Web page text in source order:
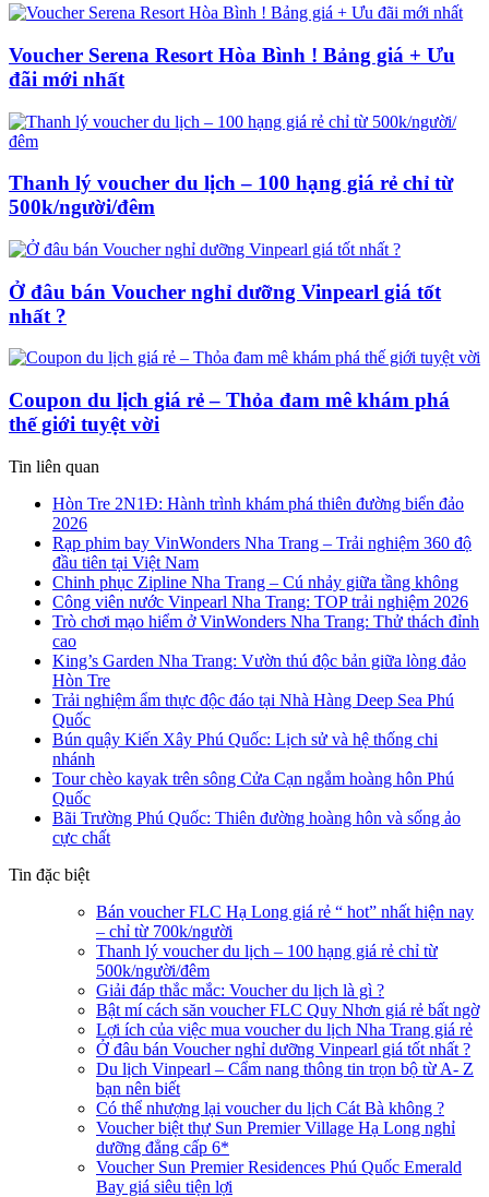
Voucher Serena Resort Hòa Bình ! Bảng giá + Ưu
đãi mới nhất
Thanh lý voucher du lịch – 100 hạng giá rẻ chỉ từ
500k/người/đêm
Ở đâu bán Voucher nghỉ dưỡng Vinpearl giá tốt
nhất ?
Coupon du lịch giá rẻ – Thỏa đam mê khám phá
thế giới tuyệt vời
Tin liên quan
Hòn Tre 2N1Đ: Hành trình khám phá thiên đường biển đảo
2026
Rạp phim bay VinWonders Nha Trang – Trải nghiệm 360 độ
đầu tiên tại Việt Nam
Chinh phục Zipline Nha Trang – Cú nhảy giữa tầng không
Công viên nước Vinpearl Nha Trang: TOP trải nghiệm 2026
Trò chơi mạo hiểm ở VinWonders Nha Trang: Thử thách đỉnh
cao
King’s Garden Nha Trang: Vườn thú độc bản giữa lòng đảo
Hòn Tre
Trải nghiệm ẩm thực độc đáo tại Nhà Hàng Deep Sea Phú
Quốc
Bún quậy Kiến Xây Phú Quốc: Lịch sử và hệ thống chi
nhánh
Tour chèo kayak trên sông Cửa Cạn ngắm hoàng hôn Phú
Quốc
Bãi Trường Phú Quốc: Thiên đường hoàng hôn và sống ảo
cực chất
Tin đặc biệt
Bán voucher FLC Hạ Long giá rẻ “ hot” nhất hiện nay
– chỉ từ 700k/người
Thanh lý voucher du lịch – 100 hạng giá rẻ chỉ từ
500k/người/đêm
Giải đáp thắc mắc: Voucher du lịch là gì ?
Bật mí cách săn voucher FLC Quy Nhơn giá rẻ bất ngờ
Lợi ích của việc mua voucher du lịch Nha Trang giá rẻ
Ở đâu bán Voucher nghỉ dưỡng Vinpearl giá tốt nhất ?
Du lịch Vinpearl – Cẩm nang thông tin trọn bộ từ A- Z
bạn nên biết
Có thể nhượng lại voucher du lịch Cát Bà không ?
Voucher biệt thự Sun Premier Village Hạ Long nghỉ
dưỡng đẳng cấp 6*
Voucher Sun Premier Residences Phú Quốc Emerald
Bay giá siêu tiện lợi